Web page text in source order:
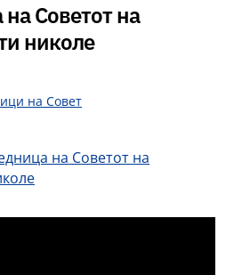
Советот на
николе
на Совет
на Советот на